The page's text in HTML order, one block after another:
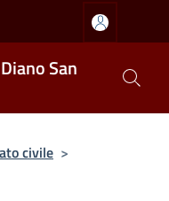
San
civile >